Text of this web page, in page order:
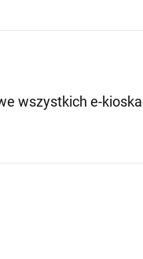
wszystkich e-